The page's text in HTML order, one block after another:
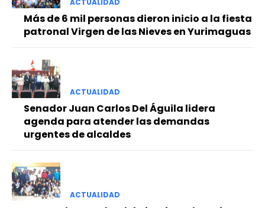
ACTUALIDAD
Más de 6 mil personas dieron inicio a la fiesta
patronal Virgen de las Nieves en Yurimaguas
ACTUALIDAD
Senador Juan Carlos Del Águila lidera
agenda para atender las demandas
urgentes de alcaldes
ACTUALIDAD